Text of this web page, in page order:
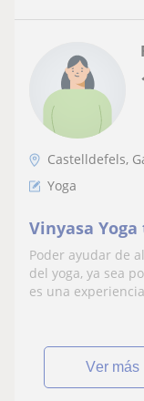
Castelldefels,
Yoga
Vinyasa
Poder ayudar de
del yoga, ya sea
es una
ver más